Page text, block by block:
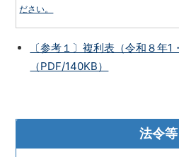
ださい。
〔参考１〕複利表（令和８年1
（PDF/140KB）
法令等